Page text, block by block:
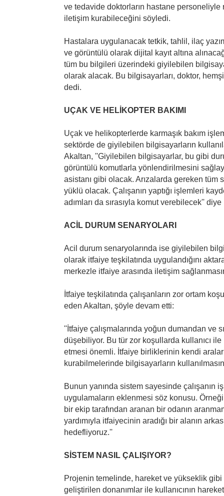
ve tedavide doktorların hastane personeliyle
iletişim kurabileceğini söyledi.
Hastalara uygulanacak tetkik, tahlil, ilaç
ve görüntülü olarak dijital kayıt altına
tüm bu bilgileri üzerindeki giyilebilen
olarak alacak. Bu bilgisayarları, doktor,
dedi.
UÇAK VE HELİKOPTER BAKIMI
Uçak ve helikopterlerde karmaşık bakım
sektörde de giyilebilen bilgisayarların
Akaltan, ''Giyilebilen bilgisayarlar, bu gibi
görüntülü komutlarla yönlendirilmesini
asistanı gibi olacak. Arızalarda gereken tüm
yüklü olacak. Çalışanın yaptığı işlemleri
adımları da sırasıyla komut verebilecek''
ACİL DURUM SENARYOLARI
Acil durum senaryolarında ise giyilebilen
olarak itfaiye teşkilatında uygulandığını
merkezle itfaiye arasında iletişim
İtfaiye teşkilatında çalışanların zor ortam
eden Akaltan, şöyle devam etti:
''İtfaiye çalışmalarında yoğun dumandan ve
düşebiliyor. Bu tür zor koşullarda kullanıcı ile
etmesi önemli. İtfaiye birliklerinin kendi
kurabilmelerinde bilgisayarların
Bunun yanında sistem sayesinde çalışanın
uygulamaların eklenmesi söz konusu.
bir ekip tarafından aranan bir odanın
yardımıyla itfaiyecinin aradığı bir alanın
hedefliyoruz.''
SİSTEM NASIL ÇALIŞIYOR?
Projenin temelinde, hareket ve yükseklik gibi
geliştirilen donanımlar ile kullanıcının